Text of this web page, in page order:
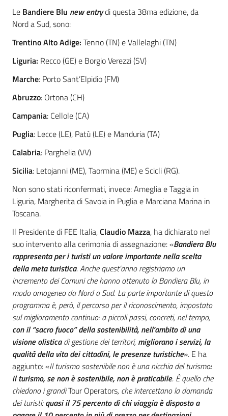
Le Bandiere Blu new entrydi questa 38ma edizione, da
Nord a Sud, sono:
Trentino Alto Adige: Tenno (TN) e Vallelaghi (TN)
Liguria: Recco (GE) e Borgio Verezzi (SV)
Marche: Porto Sant’Elpidio (FM)
Abruzzo: Ortona (CH)
Campania: Cellole (CA)
Puglia: Lecce (LE), Patù (LE) e Manduria (TA)
Calabria: Parghelia (VV)
Sicilia: Letojanni (ME), Taormina (ME) e Scicli (RG).
Non sono stati riconfermati, invece: Ameglia e Taggia in
Liguria, Margherita di Savoia in Puglia e Marciana Marina in
Toscana.
Il Presidente di FEE Italia,Claudio Mazza, ha dichiarato nel
suo intervento alla cerimonia di assegnazione: «Bandiera Blu
rappresenta per i turisti un valore importante nella scelta
della meta turistica. Anche quest’anno registriamo un
incremento dei Comuni che hanno ottenuto la Bandiera Blu, in
modo omogeneo da Nord a Sud. La parte importante di questo
programma è, però, il percorso per il riconoscimento, impostato
sul miglioramento continuo: a piccoli passi, concreti, nel tempo,
con il “sacro fuoco” della sostenibilità, nell’ambito di una
visione olisticadi gestione dei territori, migliorano i servizi, la
qualità della vita dei cittadini, le presenze turistiche». E ha
aggiunto: «Il turismo sostenibile non è una nicchia del turismo:
il turismo, se non è sostenibile, non è praticabile. È quello che
chiedono i grandiTour Operators, che intercettano la domanda
dei turisti:quasi il 75 percento di chi viaggia è disposto a